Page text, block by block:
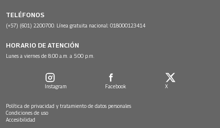
TELÉFONOS
(+57) (601) 2200700. Línea gratuita nacional: 018000123414
HORARIO DE ATENCIÓN
Lunes a viernes de 8:00 a.m. a 5:00 p.m.
Instagram Facebook X
Política de privacidad y tratamiento de datos personales
Condiciones de uso
Accesibilidad